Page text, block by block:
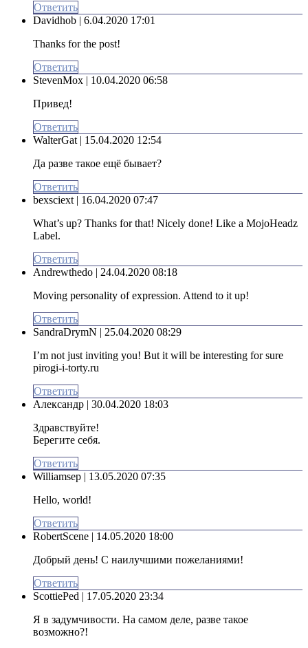
Ответить
Davidhob | 6.04.2020 17:01
Thanks for the post!
Ответить
StevenMox | 10.04.2020 06:58
Привед!
Ответить
WalterGat | 15.04.2020 12:54
Да разве такое ещё бывает?
Ответить
bexsciext | 16.04.2020 07:47
What’s up? Thanks for that! Nicely done! Like a MojoHeadz
Label.
Ответить
Andrewthedo | 24.04.2020 08:18
Moving personality of expression. Attend to it up!
Ответить
SandraDrymN | 25.04.2020 08:29
I’m not just inviting you! But it will be interesting for sure
pirogi-i-torty.ru
Ответить
Александр | 30.04.2020 18:03
Здравствуйте!
Берегите себя.
Ответить
Williamsep | 13.05.2020 07:35
Hello, world!
Ответить
RobertScene | 14.05.2020 18:00
Добрый день! С наилучшими пожеланиями!
Ответить
ScottiePed | 17.05.2020 23:34
Я в задумчивости. На самом деле, разве такое
возможно?!